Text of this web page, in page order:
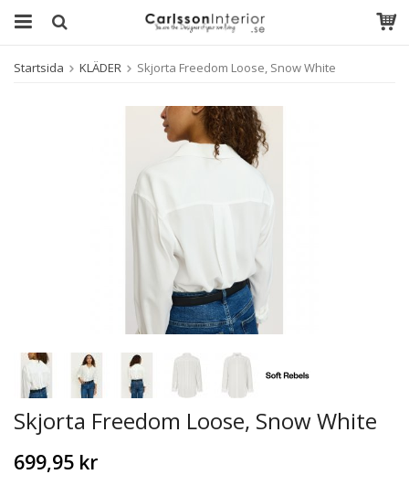
Startsida KLÄDER Skjorta Freedom Loose, Snow White
Skjorta Freedom Loose, Snow White
699,95 kr